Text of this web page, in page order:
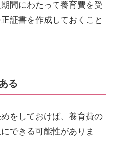
間にわたって養育費を受
証書を作成しておくこと
る
をしておけば、養育費の
できる可能性がありま